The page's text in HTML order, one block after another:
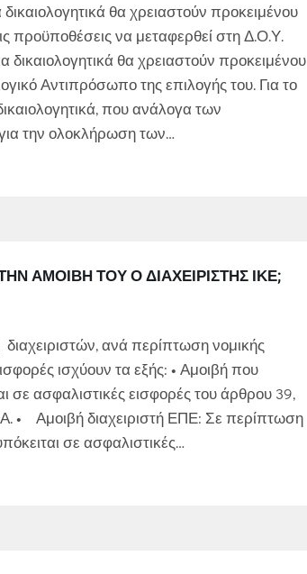
θα χρειαστούν προκειμένου
προϋποθέσεις να μεταφερθεί στη Δ.Ο.Υ.
δικαιολογητικά θα χρειαστούν προκειμένου
Αντιπρόσωπο της επιλογής του. Για το
που ανάλογα των
την ολοκλήρωση των…
ΑΜΟΙΒΉ ΤΟΥ Ο ΔΙΑΧΕΙΡΙΣΤΗΣ ΙΚΕ;
ανά περίπτωση νομικής
ισχύουν τα εξής: • Αμοιβή που
σε ασφαλιστικές εισφορές του άρθρου 39,
• Αμοιβή διαχειριστή ΕΠΕ: Σε περίπτωση
σε ασφαλιστικές…